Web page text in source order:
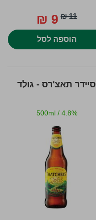
11 ₪
9 ₪
הוספה לסל
סיידר תאצ'רס - גולד
500ml / 4.8%